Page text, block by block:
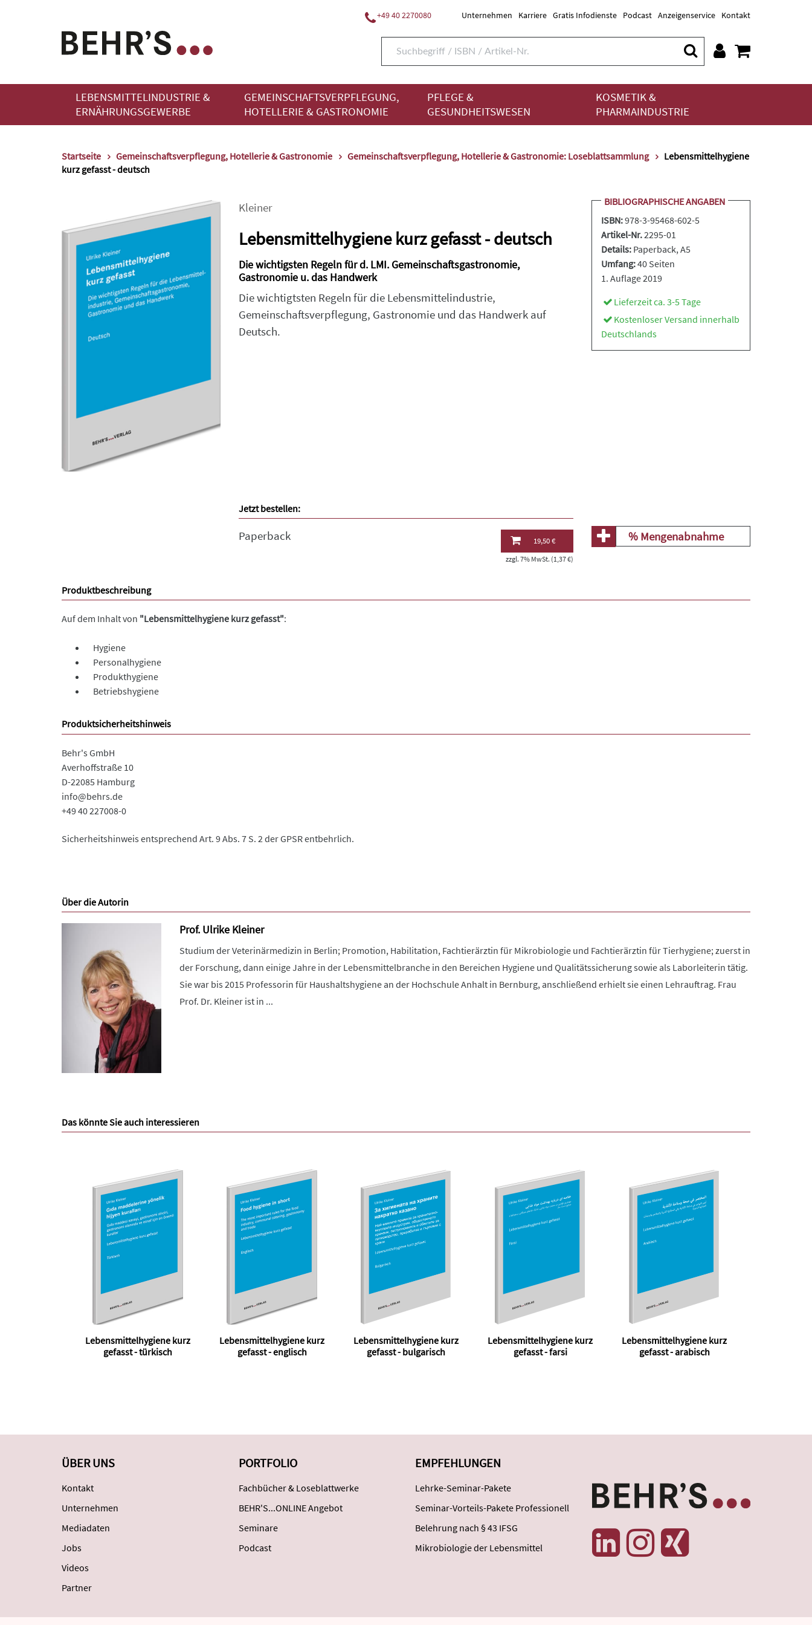
+49 40 2270080 Unternehmen Karriere Gratis Infodienste Podcast Anzeigenservice Kontakt
LEBENSMITTELINDUSTRIE &
ERNÄHRUNGSGEWERBE
GEMEINSCHAFTSVERPFLEGUNG,
HOTELLERIE & GASTRONOMIE
PFLEGE &
GESUNDHEITSWESEN
KOSMETIK &
PHARMAINDUSTRIE
Startseite Gemeinschaftsverpflegung, Hotellerie & Gastronomie Gemeinschaftsverpflegung, Hotellerie & Gastronomie: Loseblattsammlung
Lebensmittelhygiene
kurz gefasst - deutsch
Kleiner
Lebensmittelhygiene kurz gefasst - deutsch
Die wichtigsten Regeln für d. LMI. Gemeinschaftsgastronomie,
Gastronomie u. das Handwerk
Die wichtigtsten Regeln für die Lebensmittelindustrie,
Gemeinschaftsverpflegung, Gastronomie und das Handwerk auf
Deutsch.
BIBLIOGRAPHISCHE ANGABEN
ISBN:978-3-95468-602-5
Artikel-Nr.2295-01
Details: Paperback, A5
Umfang:40 Seiten
1. Auflage 2019
Lieferzeit ca. 3-5 Tage
Kostenloser Versand innerhalb
Deutschlands
Jetzt bestellen:
Paperback 19,50 €
zzgl. 7% MwSt. (1,37 €)
% Mengenabnahme
Produktbeschreibung
Auf dem Inhalt von "Lebensmittelhygiene kurz gefasst":
Hygiene
Personalhygiene
Produkthygiene
Betriebshygiene
Produktsicherheitshinweis
Behr's GmbH
Averhoffstraße 10
D-22085 Hamburg
info@behrs.de
+49 40 227008-0
Sicherheitshinweis entsprechend Art. 9 Abs. 7 S. 2 der GPSR entbehrlich.
Über die Autorin
Prof. Ulrike Kleiner
Studium der Veterinärmedizin in Berlin; Promotion, Habilitation, Fachtierärztin für Mikrobiologie und Fachtierärztin für Tierhygiene; zuerst in
der Forschung, dann einige Jahre in der Lebensmittelbranche in den Bereichen Hygiene und Qualitätssicherung sowie als Laborleiterin tätig.
Sie war bis 2015 Professorin für Haushaltshygiene an der Hochschule Anhalt in Bernburg, anschließend erhielt sie einen Lehrauftrag. Frau
Prof. Dr. Kleiner ist in ...
Das könnte Sie auch interessieren
Lebensmittelhygiene kurz
gefasst - türkisch
Lebensmittelhygiene kurz
gefasst - englisch
Lebensmittelhygiene kurz
gefasst - bulgarisch
Lebensmittelhygiene kurz
gefasst - farsi
Lebensmittelhygiene kurz
gefasst - arabisch
ÜBER UNS
Kontakt
Unternehmen
Mediadaten
Jobs
Videos
Partner
PORTFOLIO
Fachbücher & Loseblattwerke
BEHR'S...ONLINE Angebot
Seminare
Podcast
EMPFEHLUNGEN
Lehrke-Seminar-Pakete
Seminar-Vorteils-Pakete Professionell
Belehrung nach § 43 IFSG
Mikrobiologie der Lebensmittel